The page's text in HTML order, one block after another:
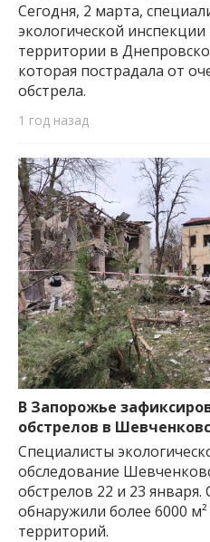
Сегодня, 2 марта,
экологической
территории в
которая пострадала от
обстрела.
1 год назад
В Запорожье
обстрелов в
Специалисты
обследование
обстрелов 22 и 23
обнаружили более 6000
территорий.